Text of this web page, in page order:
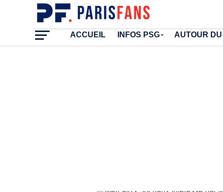
ACCUEIL INFOS PSG AUTOUR